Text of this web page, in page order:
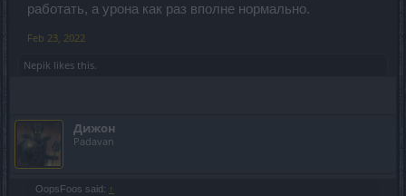
работать, а урона как раз вполне нормально.
Feb 23, 2022
Nepik likes this.
Дижон
Padavan
OopsFoos said: ↑